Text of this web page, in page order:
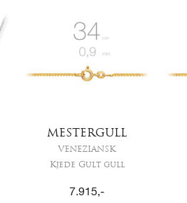
MESTERGULL
VENEZIANSK
Kjede Gult gull
7.915,-